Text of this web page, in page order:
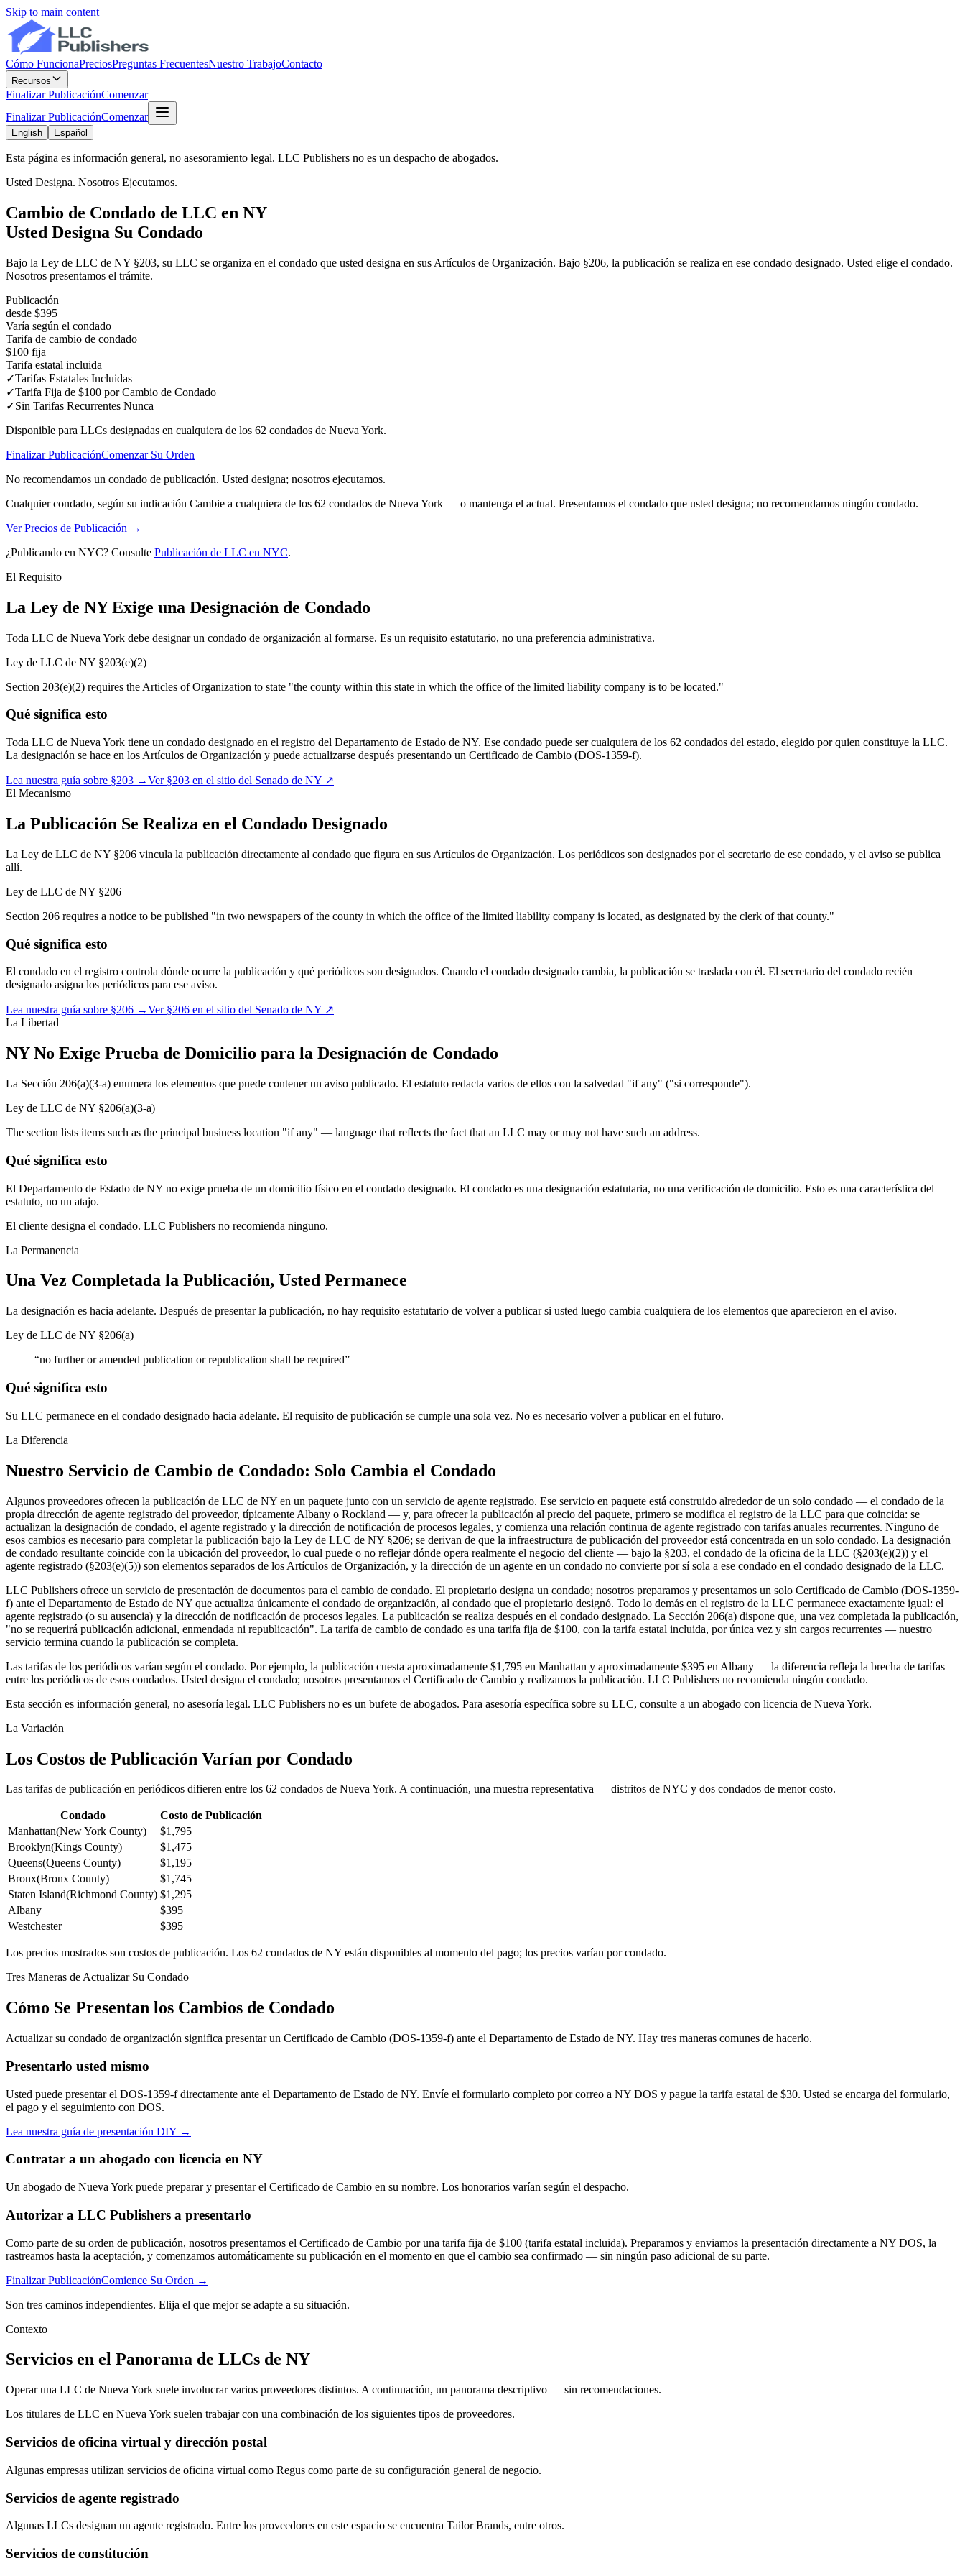
Skip to main content
Cómo FuncionaPreciosPreguntas FrecuentesNuestro TrabajoContacto
Recursos
Finalizar PublicaciónComenzar
Finalizar PublicaciónComenzar
English Español
Esta página es información general, no asesoramiento legal. LLC Publishers no es un despacho de abogados.
Usted Designa. Nosotros Ejecutamos.
Cambio de Condado de LLC en NY
Usted Designa Su Condado
Bajo la Ley de LLC de NY §203, su LLC se organiza en el condado que usted designa en sus Artículos de Organización. Bajo §206, la publicación se realiza en ese condado designado. Usted elige el condado.
Nosotros presentamos el trámite.
Publicación
desde $395
Varía según el condado
Tarifa de cambio de condado
$100 fija
Tarifa estatal incluida
✓Tarifas Estatales Incluidas
✓Tarifa Fija de $100 por Cambio de Condado
✓Sin Tarifas Recurrentes Nunca
Disponible para LLCs designadas en cualquiera de los 62 condados de Nueva York.
Finalizar PublicaciónComenzar Su Orden
No recomendamos un condado de publicación. Usted designa; nosotros ejecutamos.
Cualquier condado, según su indicación Cambie a cualquiera de los 62 condados de Nueva York — o mantenga el actual. Presentamos el condado que usted designa; no recomendamos ningún condado.
Ver Precios de Publicación →
¿Publicando en NYC? Consulte Publicación de LLC en NYC.
El Requisito
La Ley de NY Exige una Designación de Condado
Toda LLC de Nueva York debe designar un condado de organización al formarse. Es un requisito estatutario, no una preferencia administrativa.
Ley de LLC de NY §203(e)(2)
Section 203(e)(2) requires the Articles of Organization to state "the county within this state in which the office of the limited liability company is to be located."
Qué significa esto
Toda LLC de Nueva York tiene un condado designado en el registro del Departamento de Estado de NY. Ese condado puede ser cualquiera de los 62 condados del estado, elegido por quien constituye la LLC.
La designación se hace en los Artículos de Organización y puede actualizarse después presentando un Certificado de Cambio (DOS-1359-f).
Lea nuestra guía sobre §203 →Ver §203 en el sitio del Senado de NY ↗
El Mecanismo
La Publicación Se Realiza en el Condado Designado
La Ley de LLC de NY §206 vincula la publicación directamente al condado que figura en sus Artículos de Organización. Los periódicos son designados por el secretario de ese condado, y el aviso se publica
allí.
Ley de LLC de NY §206
Section 206 requires a notice to be published "in two newspapers of the county in which the office of the limited liability company is located, as designated by the clerk of that county."
Qué significa esto
El condado en el registro controla dónde ocurre la publicación y qué periódicos son designados. Cuando el condado designado cambia, la publicación se traslada con él. El secretario del condado recién
designado asigna los periódicos para ese aviso.
Lea nuestra guía sobre §206 →Ver §206 en el sitio del Senado de NY ↗
La Libertad
NY No Exige Prueba de Domicilio para la Designación de Condado
La Sección 206(a)(3-a) enumera los elementos que puede contener un aviso publicado. El estatuto redacta varios de ellos con la salvedad "if any" ("si corresponde").
Ley de LLC de NY §206(a)(3-a)
The section lists items such as the principal business location "if any" — language that reflects the fact that an LLC may or may not have such an address.
Qué significa esto
El Departamento de Estado de NY no exige prueba de un domicilio físico en el condado designado. El condado es una designación estatutaria, no una verificación de domicilio. Esto es una característica del
estatuto, no un atajo.
El cliente designa el condado. LLC Publishers no recomienda ninguno.
La Permanencia
Una Vez Completada la Publicación, Usted Permanece
La designación es hacia adelante. Después de presentar la publicación, no hay requisito estatutario de volver a publicar si usted luego cambia cualquiera de los elementos que aparecieron en el aviso.
Ley de LLC de NY §206(a)
“no further or amended publication or republication shall be required”
Qué significa esto
Su LLC permanece en el condado designado hacia adelante. El requisito de publicación se cumple una sola vez. No es necesario volver a publicar en el futuro.
La Diferencia
Nuestro Servicio de Cambio de Condado: Solo Cambia el Condado
Algunos proveedores ofrecen la publicación de LLC de NY en un paquete junto con un servicio de agente registrado. Ese servicio en paquete está construido alrededor de un solo condado — el condado de la
propia dirección de agente registrado del proveedor, típicamente Albany o Rockland — y, para ofrecer la publicación al precio del paquete, primero se modifica el registro de la LLC para que coincida: se
actualizan la designación de condado, el agente registrado y la dirección de notificación de procesos legales, y comienza una relación continua de agente registrado con tarifas anuales recurrentes. Ninguno de
esos cambios es necesario para completar la publicación bajo la Ley de LLC de NY §206; se derivan de que la infraestructura de publicación del proveedor está concentrada en un solo condado. La designación
de condado resultante coincide con la ubicación del proveedor, lo cual puede o no reflejar dónde opera realmente el negocio del cliente — bajo la §203, el condado de la oficina de la LLC (§203(e)(2)) y el
agente registrado (§203(e)(5)) son elementos separados de los Artículos de Organización, y la dirección de un agente en un condado no convierte por sí sola a ese condado en el condado designado de la LLC.
LLC Publishers ofrece un servicio de presentación de documentos para el cambio de condado. El propietario designa un condado; nosotros preparamos y presentamos un solo Certificado de Cambio (DOS-1359-
f) ante el Departamento de Estado de NY que actualiza únicamente el condado de organización, al condado que el propietario designó. Todo lo demás en el registro de la LLC permanece exactamente igual: el
agente registrado (o su ausencia) y la dirección de notificación de procesos legales. La publicación se realiza después en el condado designado. La Sección 206(a) dispone que, una vez completada la publicación,
"no se requerirá publicación adicional, enmendada ni republicación". La tarifa de cambio de condado es una tarifa fija de $100, con la tarifa estatal incluida, por única vez y sin cargos recurrentes — nuestro
servicio termina cuando la publicación se completa.
Las tarifas de los periódicos varían según el condado. Por ejemplo, la publicación cuesta aproximadamente $1,795 en Manhattan y aproximadamente $395 en Albany — la diferencia refleja la brecha de tarifas
entre los periódicos de esos condados. Usted designa el condado; nosotros presentamos el Certificado de Cambio y realizamos la publicación. LLC Publishers no recomienda ningún condado.
Esta sección es información general, no asesoría legal. LLC Publishers no es un bufete de abogados. Para asesoría específica sobre su LLC, consulte a un abogado con licencia de Nueva York.
La Variación
Los Costos de Publicación Varían por Condado
Las tarifas de publicación en periódicos difieren entre los 62 condados de Nueva York. A continuación, una muestra representativa — distritos de NYC y dos condados de menor costo.
Condado
Costo de Publicación
Manhattan(New York County)
$1,795
Brooklyn(Kings County)
$1,475
Queens(Queens County)
$1,195
Bronx(Bronx County)
$1,745
Staten Island(Richmond County) $1,295
Albany
$395
Westchester
$395
Los precios mostrados son costos de publicación. Los 62 condados de NY están disponibles al momento del pago; los precios varían por condado.
Tres Maneras de Actualizar Su Condado
Cómo Se Presentan los Cambios de Condado
Actualizar su condado de organización significa presentar un Certificado de Cambio (DOS-1359-f) ante el Departamento de Estado de NY. Hay tres maneras comunes de hacerlo.
Presentarlo usted mismo
Usted puede presentar el DOS-1359-f directamente ante el Departamento de Estado de NY. Envíe el formulario completo por correo a NY DOS y pague la tarifa estatal de $30. Usted se encarga del formulario,
el pago y el seguimiento con DOS.
Lea nuestra guía de presentación DIY →
Contratar a un abogado con licencia en NY
Un abogado de Nueva York puede preparar y presentar el Certificado de Cambio en su nombre. Los honorarios varían según el despacho.
Autorizar a LLC Publishers a presentarlo
Como parte de su orden de publicación, nosotros presentamos el Certificado de Cambio por una tarifa fija de $100 (tarifa estatal incluida). Preparamos y enviamos la presentación directamente a NY DOS, la
rastreamos hasta la aceptación, y comenzamos automáticamente su publicación en el momento en que el cambio sea confirmado — sin ningún paso adicional de su parte.
Finalizar PublicaciónComience Su Orden →
Son tres caminos independientes. Elija el que mejor se adapte a su situación.
Contexto
Servicios en el Panorama de LLCs de NY
Operar una LLC de Nueva York suele involucrar varios proveedores distintos. A continuación, un panorama descriptivo — sin recomendaciones.
Los titulares de LLC en Nueva York suelen trabajar con una combinación de los siguientes tipos de proveedores.
Servicios de oficina virtual y dirección postal
Algunas empresas utilizan servicios de oficina virtual como Regus como parte de su configuración general de negocio.
Servicios de agente registrado
Algunas LLCs designan un agente registrado. Entre los proveedores en este espacio se encuentra Tailor Brands, entre otros.
Servicios de constitución